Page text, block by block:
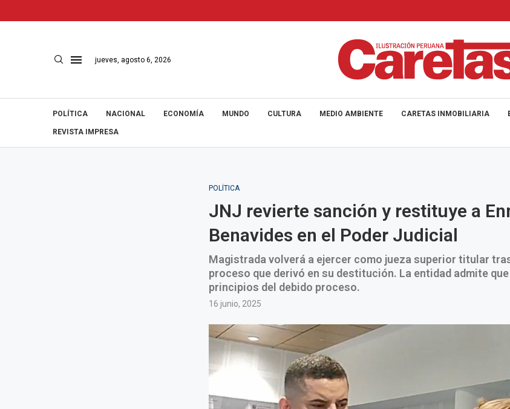
jueves, agosto 6, 2026
POLÍTICA NACIONAL ECONOMÍA MUNDO CULTURA MEDIO AMBIENTE CARETAS INMOBILIARIA
REVISTA IMPRESA
POLÍTICA
JNJ revierte sanción y restituye a
Benavides en el Poder Judicial
Magistrada volverá a ejercer como jueza superior titular
proceso que derivó en su destitución. La entidad admite
principios del debido proceso.
16 junio, 2025